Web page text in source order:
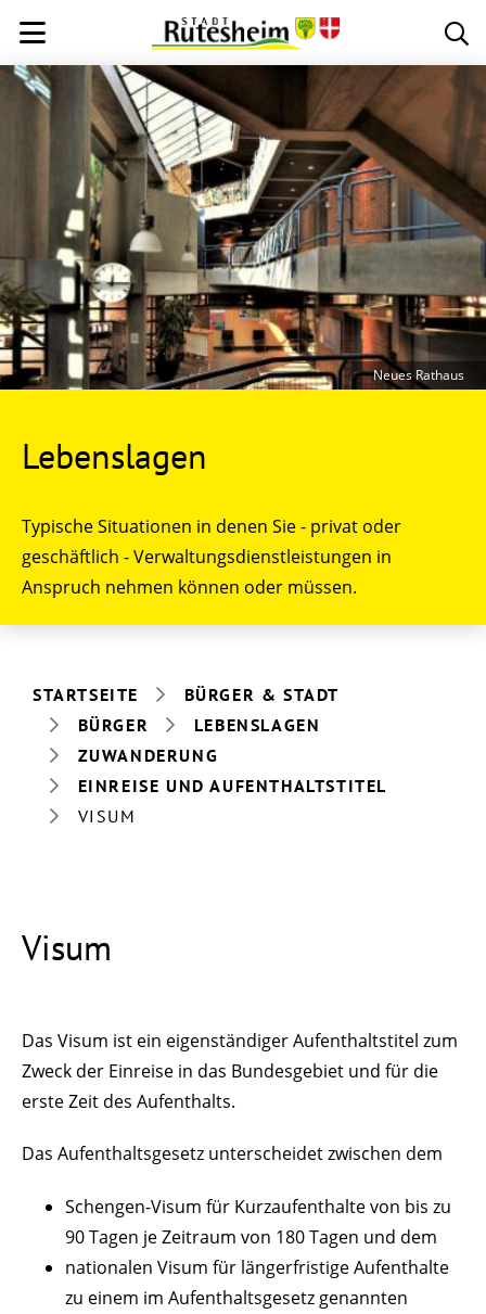
Lebenslagen
Typische Situationen in denen Sie - privat oder
geschäftlich - Verwaltungsdienstleistungen in
Anspruch nehmen können oder müssen.
Neues Rathaus
STARTSEITE
BÜRGER & STADT
BÜRGER
LEBENSLAGEN
ZUWANDERUNG
EINREISE UND AUFENTHALTSTITEL
VISUM
Visum
Das Visum ist ein eigenständiger Aufenthaltstitel zum
Zweck der Einreise in das Bundesgebiet und für die
erste Zeit des Aufenthalts.
Das Aufenthaltsgesetz unterscheidet zwischen dem
Schengen-Visum für Kurzaufenthalte von bis zu
90 Tagen je Zeitraum von 180 Tagen und dem
nationalen Visum für längerfristige Aufenthalte
zu einem im Aufenthaltsgesetz genannten